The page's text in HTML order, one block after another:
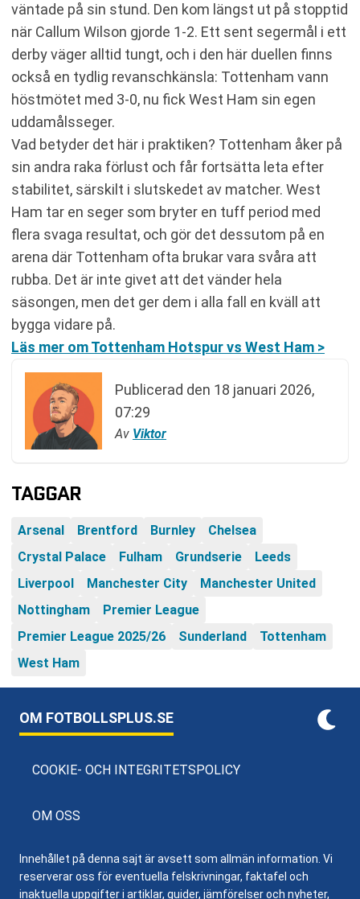
väntade på sin stund. Den kom längst ut på stopptid
när Callum Wilson gjorde 1-2. Ett sent segermål i ett
derby väger alltid tungt, och i den här duellen finns
också en tydlig revanschkänsla: Tottenham vann
höstmötet med 3-0, nu fick West Ham sin egen
uddamålsseger.
Vad betyder det här i praktiken? Tottenham åker på
sin andra raka förlust och får fortsätta leta efter
stabilitet, särskilt i slutskedet av matcher. West
Ham tar en seger som bryter en tuff period med
flera svaga resultat, och gör det dessutom på en
arena där Tottenham ofta brukar vara svåra att
rubba. Det är inte givet att det vänder hela
säsongen, men det ger dem i alla fall en kväll att
bygga vidare på.
Läs mer om Tottenham Hotspur vs West Ham >
Publicerad den 18 januari 2026,
07:29
Av Viktor
TAGGAR
Arsenal Brentford Burnley
Chelsea
Crystal Palace
Fulham Grundserie
Leeds
Liverpool
Manchester City
Manchester United
Nottingham
Premier League
Premier League 2025/26
Sunderland
Tottenham
West Ham
OM FOTBOLLSPLUS.SE
COOKIE- OCH INTEGRITETSPOLICY
OM OSS
Innehållet på denna sajt är avsett som allmän information. Vi
reserverar oss för eventuella felskrivningar, faktafel och
inaktuella uppgifter i artiklar, guider, jämförelser och nyheter,